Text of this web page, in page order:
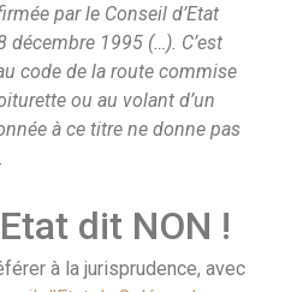
par le Conseil d’Etat
1995 (…). C’est
code de la route commise
ou au volant d’un
à ce titre ne donne pas
dit NON !
à la jurisprudence, avec